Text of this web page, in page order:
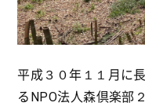
平成３０年１１月に
るNPO法人森倶楽部